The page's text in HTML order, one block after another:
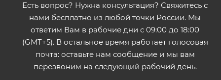
Есть вопрос? Нужна консультация? Свяжитесь с
нами бесплатно из любой точки России. Мы
ответим Вам в рабочие дни с 09:00 до 18:00
(GMT+5). В остальное время работает голосовая
почта: оставьте нам сообщение и мы вам
перезвоним на следующий рабочий день.